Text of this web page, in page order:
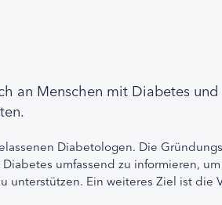
an Menschen mit Diabetes
Diabetologen. Die
umfassend zu informieren,
unterstützen. Ein weiteres Ziel ist die